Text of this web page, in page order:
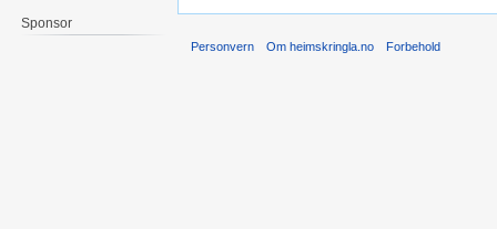
Sponsor
Personvern Om heimskringla.no Forbehold